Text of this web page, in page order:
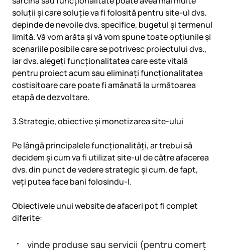
soluții și care soluție va fi folosită pentru site-ul dvs.
depinde de nevoile dvs. specifice, bugetul și termenul
limită. Vă vom arăta și vă vom spune toate opțiunile și
scenariile posibile care se potrivesc proiectului dvs.,
iar dvs. alegeți funcționalitatea care este vitală
pentru proiect acum sau eliminați funcționalitatea
costisitoare care poate fi amânată la următoarea
etapă de dezvoltare.
3.Strategie, obiective și monetizarea site-ului
Pe lângă principalele funcționalități, ar trebui să
decidem și cum va fi utilizat site-ul de către afacerea
dvs. din punct de vedere strategic și cum, de fapt,
veți putea face bani folosindu-l.
Obiectivele unui website de afaceri pot fi complet
diferite:
vinde produse sau servicii (pentru comerț